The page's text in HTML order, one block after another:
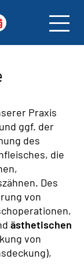
Praxis
ggf. der
des
die
Des
von
ästhetischen
von